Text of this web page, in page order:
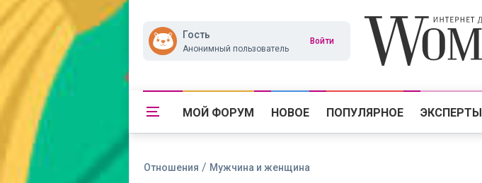
Гость
Анонимный пользователь
Войти
МОЙ ФОРУМ НОВОЕ ПОПУЛЯРНОЕ ЭКСПЕРТЫ
Отношения / Мужчина и женщина